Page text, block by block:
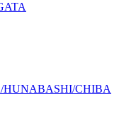
HUNABASHI/CHIBA